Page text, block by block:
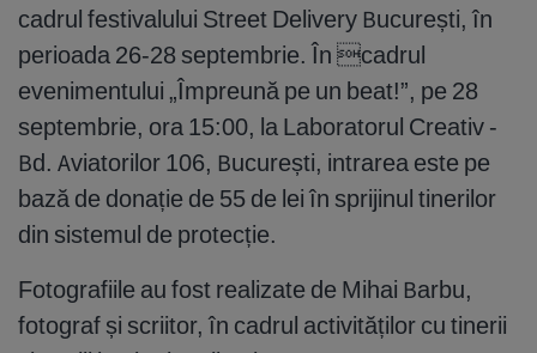
cadrul festivalului Street Delivery București, în
perioada 26-28 septembrie. În cadrul
evenimentului „Împreună pe un beat!”, pe 28
septembrie, ora 15:00, la Laboratorul Creativ -
Bd. Aviatorilor 106, București, intrarea este pe
bază de donație de 55 de lei în sprijinul tinerilor
din sistemul de protecție.
Fotografiile au fost realizate de Mihai Barbu,
fotograf și scriitor, în cadrul activităților cu tinerii